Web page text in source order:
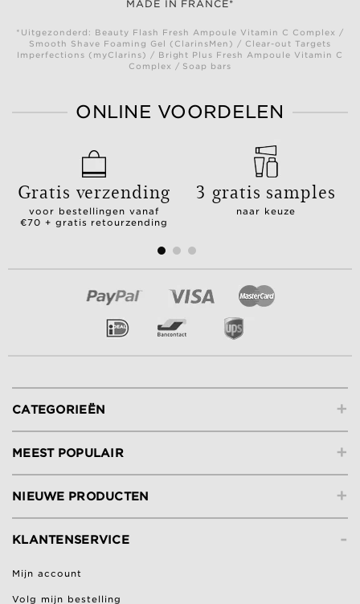
MADE IN FRANCE*
*Uitgezonderd: Beauty Flash Fresh Ampoule Vitamin C Complex /
Smooth Shave Foaming Gel (ClarinsMen) / Clear-out Targets
Imperfections (myClarins) / Bright Plus Fresh Ampoule Vitamin C
Complex / Soap bars
ONLINE VOORDELEN
Gratis verzending
voor bestellingen vanaf
€70 + gratis retourzending
3 gratis samples
naar keuze
+
CATEGORIEËN
+
MEEST POPULAIR
+
NIEUWE PRODUCTEN
-
KLANTENSERVICE
Mijn account
Volg mijn bestelling